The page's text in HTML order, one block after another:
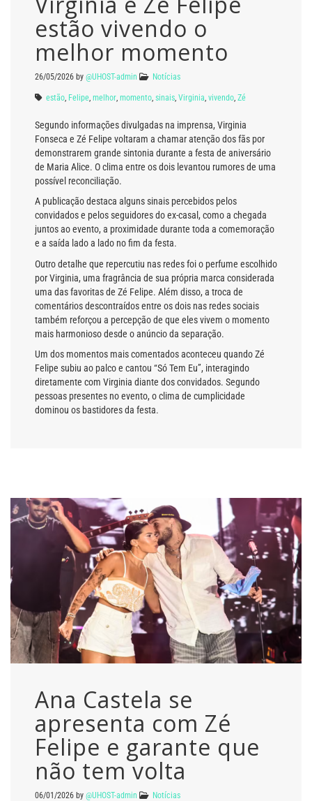
estão vivendo o
melhor momento
26/05/2026 by @UHOST-admin Notícias
estão, Felipe, melhor, momento, sinais, Virginia, vivendo, Zé
Segundo informações divulgadas na imprensa, Virginia
Fonseca e Zé Felipe voltaram a chamar atenção dos fãs por
demonstrarem grande sintonia durante a festa de aniversário
de Maria Alice. O clima entre os dois levantou rumores de uma
possível reconciliação.
A publicação destaca alguns sinais percebidos pelos
convidados e pelos seguidores do ex-casal, como a chegada
juntos ao evento, a proximidade durante toda a comemoração
e a saída lado a lado no fim da festa.
Outro detalhe que repercutiu nas redes foi o perfume escolhido
por Virginia, uma fragrância de sua própria marca considerada
uma das favoritas de Zé Felipe. Além disso, a troca de
comentários descontraídos entre os dois nas redes sociais
também reforçou a percepção de que eles vivem o momento
mais harmonioso desde o anúncio da separação.
Um dos momentos mais comentados aconteceu quando Zé
Felipe subiu ao palco e cantou “Só Tem Eu”, interagindo
diretamente com Virginia diante dos convidados. Segundo
pessoas presentes no evento, o clima de cumplicidade
dominou os bastidores da festa.
Ana Castela se
apresenta com Zé
Felipe e garante que
não tem volta
06/01/2026 by @UHOST-admin Notícias